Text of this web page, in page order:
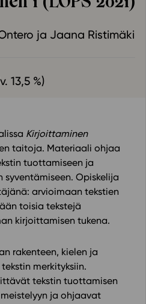
käyttöön
Jaana Ristimäki
13,5 %)
Kirjoittaminen
taitoja. Materiaali ohjaa
tuottamiseen ja
syventämiseen. Opiskelija
arvioimaan tekstien
toisia tekstejä
kirjoittamisen tukena.
rakenteen, kielen ja
merkityksiin.
tekstin tuottamisen
ja ohjaavat